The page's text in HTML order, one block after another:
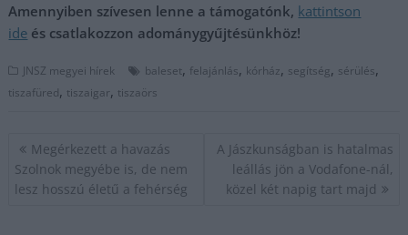
Amennyiben szívesen lenne a támogatónk, kattintson
ide és csatlakozzon adománygyűjtésünkhöz!
JNSZ megyei hírek baleset, felajánlás, kórház, segítség, sérülés,
tiszafüred, tiszaigar, tiszaörs
Bejegyzés
navigáció
Megérkezett a havazás
Szolnok megyébe is, de nem
lesz hosszú életű a fehérség
A Jászkunságban is hatalmas
leállás jön a Vodafone-nál,
közel két napig tart majd